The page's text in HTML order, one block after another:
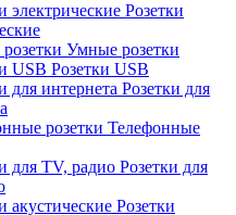
Розетки
Умные розетки
Розетки USB
Розетки для
Телефонные
Розетки для
Розетки